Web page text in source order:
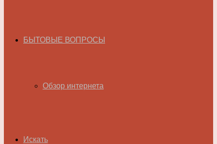
БЫТОВЫЕ ВОПРОСЫ
Обзор интернета
Искать